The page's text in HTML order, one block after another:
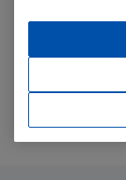
Zimmer und
Wann verreisen